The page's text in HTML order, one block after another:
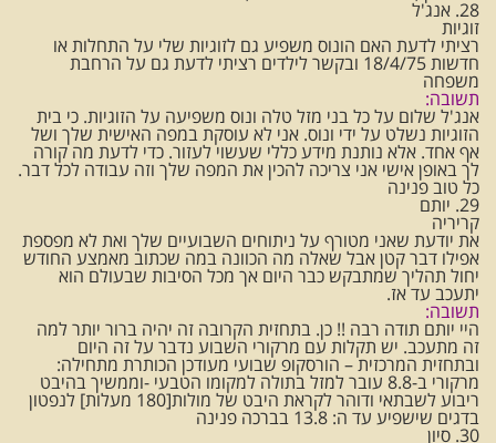
28. אנג'ל
זוגיות
רציתי לדעת האם הונוס משפיע גם לזוגיות שלי על התחלות או
חדשות 18/4/75 ובקשר לילדים רציתי לדעת גם על הרחבת
משפחה
תשובה:
אנג'ל שלום על כל בני מזל טלה ונוס משפיעה על הזוגיות. כי בית
הזוגיות נשלט על ידי ונוס. אני לא עוסקת במפה האישית שלך ושל
אף אחד. אלא נותנת מידע כללי שעשוי לעזור. כדי לדעת מה קורה
לך באופן אישי אני צריכה להכין את המפה שלך וזה עבודה לכל דבר.
כל טוב פנינה
29. יותם
קריריה
את יודעת שאני מטורף על ניתוחים השבועיים שלך ואת לא מפספת
אפילו דבר קטן אבל שאלה מה הכוונה במה שכתוב מאמצע החודש
יחול תהליך שמתבקש כבר היום אך מכל הסיבות שבעולם הוא
יתעכב עד אז.
תשובה:
היי יותם תודה רבה !! כן. בתחזית הקרובה זה יהיה ברור יותר למה
זה מתעכב. יש תקלות עם מרקורי השבוע נדבר על זה היום
ובתחזית המרכזית – הורסקופ שבועי מעודכן הכותרת מתחילה:
מרקורי ב-8.8 עובר למזל בתולה למקומו הטבעי -וממשיך בהיבט
ריבוע לשבתאי ודוהר לקראת היבט של מולות[180 מעלות] לנפטון
בדגים שישפיע עד ה: 13.8 בברכה פנינה
30. סיון